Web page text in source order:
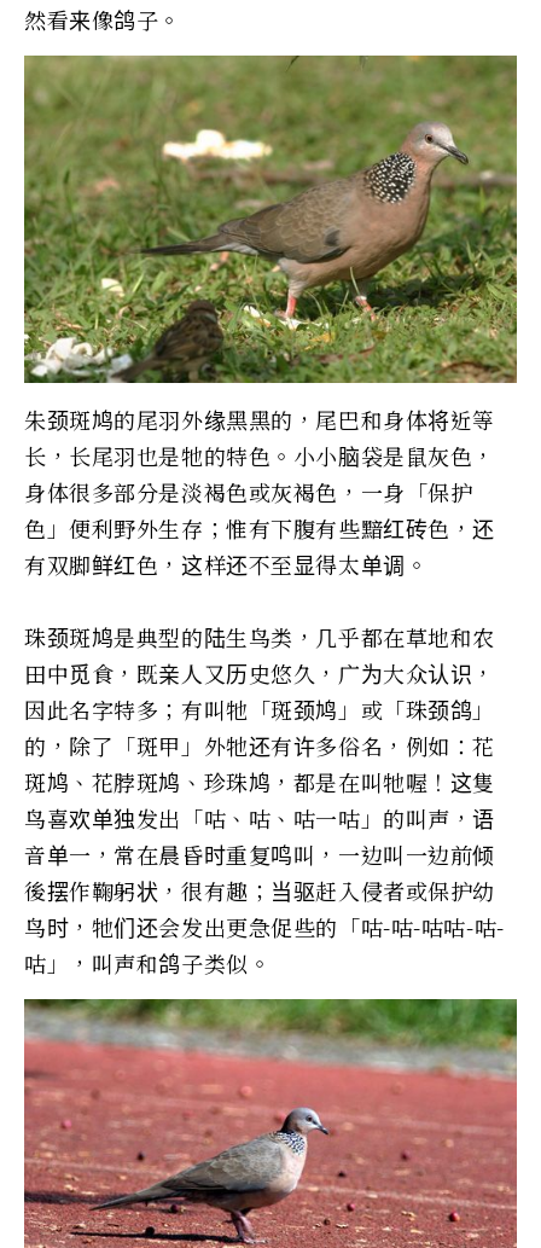
然看来像鸽子。
朱颈斑鸠的尾羽外缘黑黑的，尾巴和身体将近等
长，长尾羽也是牠的特色。小小脑袋是鼠灰色，
身体很多部分是淡褐色或灰褐色，一身「保护
色」便利野外生存；惟有下腹有些黯红砖色，还
有双脚鲜红色，这样还不至显得太单调。
珠颈斑鸠是典型的陆生鸟类，几乎都在草地和农
田中觅食，既亲人又历史悠久，广为大众认识，
因此名字特多；有叫牠「斑颈鸠」或「珠颈鸽」
的，除了「斑甲」外牠还有许多俗名，例如：花
斑鸠、花脖斑鸠、珍珠鸠，都是在叫牠喔！这隻
鸟喜欢单独发出「咕、咕、咕一咕」的叫声，语
音单一，常在晨昏时重复鸣叫，一边叫一边前倾
後摆作鞠躬状，很有趣；当驱赶入侵者或保护幼
鸟时，牠们还会发出更急促些的「咕-咕-咕咕-咕-
咕」，叫声和鸽子类似。